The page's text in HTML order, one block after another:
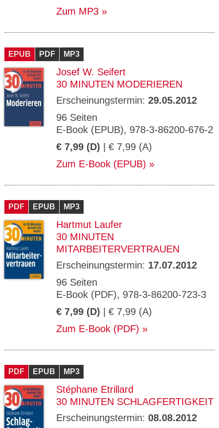
Zum MP3
EPUB PDF MP3
Josef W. Seifert
30 MINUTEN MODERIEREN
Erscheinungstermin: 29.05.2012
96 Seiten
E-Book (EPUB), 978-3-86200-676-2
€ 7,99 (D) | € 7,99 (A)
Zum E-Book (EPUB)
PDF EPUB MP3
Hartmut Laufer
30 MINUTEN
MITARBEITERVERTRAUEN
Erscheinungstermin: 17.07.2012
96 Seiten
E-Book (PDF), 978-3-86200-723-3
€ 7,99 (D) | € 7,99 (A)
Zum E-Book (PDF)
PDF EPUB MP3
Stéphane Etrillard
30 MINUTEN SCHLAGFERTIGKEIT
Erscheinungstermin: 08.08.2012